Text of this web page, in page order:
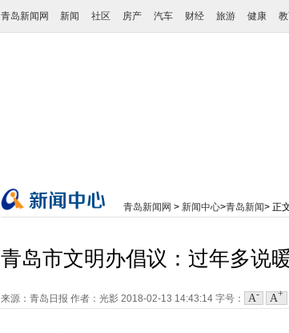
青岛新闻网 新闻 社区 房产 汽车 财经 旅游 健康
青岛新闻网 > 新闻中心>青岛新闻> 正
青岛市文明办倡议：过年多说
来源：青岛日报 作者：光影 2018-02-13 14:43:14 字号： A- A+